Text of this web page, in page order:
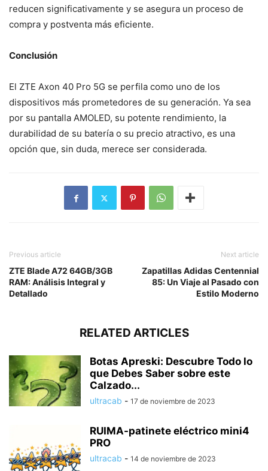
reducen significativamente y se asegura un proceso de
compra y postventa más eficiente.
Conclusión
El ZTE Axon 40 Pro 5G se perfila como uno de los
dispositivos más prometedores de su generación. Ya sea
por su pantalla AMOLED, su potente rendimiento, la
durabilidad de su batería o su precio atractivo, es una
opción que, sin duda, merece ser considerada.
Previous article
ZTE Blade A72 64GB/3GB
RAM: Análisis Integral y
Detallado
Next article
Zapatillas Adidas Centennial
85: Un Viaje al Pasado con
Estilo Moderno
RELATED ARTICLES
Botas Apreski: Descubre Todo lo
que Debes Saber sobre este
Calzado...
ultracab - 17 de noviembre de 2023
RUIMA-patinete eléctrico mini4
PRO
ultracab - 14 de noviembre de 2023